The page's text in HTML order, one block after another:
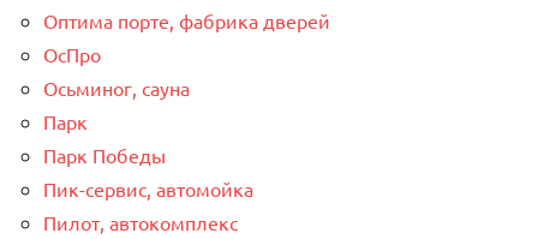
Оптима порте, фабрика дверей
ОсПро
Осьминог, сауна
Парк
Парк Победы
Пик-сервис, автомойка
Пилот, автокомплекс